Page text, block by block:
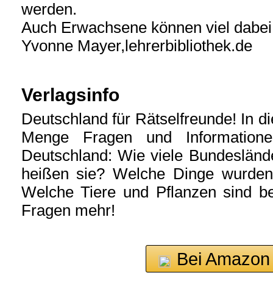
werden.
Auch Erwachsene können viel
Yvonne Mayer,lehrerbibliothek.de
Verlagsinfo
Deutschland für Rätselfreunde! In
Menge Fragen und
Deutschland: Wie viele
heißen sie? Welche Dinge
Welche Tiere und Pflanzen sind
Fragen mehr!
Bei